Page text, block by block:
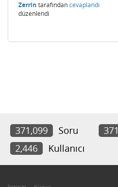
Zerrin tarafındancevaplandı
düzenlendi
371,099 Soru
2,446
Kullanıcı